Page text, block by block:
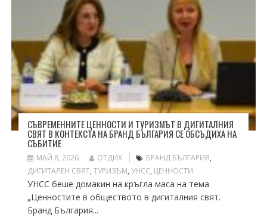
СЪВРЕМЕННИТЕ ЦЕННОСТИ И ТУРИЗМЪТ В ДИГИТАЛНИЯ
СВЯТ В КОНТЕКСТА НА БРАНД БЪЛГАРИЯ СЕ ОБСЪДИХА НА
СЪБИТИЕ
МАЙ 8, 2026 ОТДИХ БРАНД БЪЛГАРИЯ,
ДИГИТАЛЕН СВЯТ, ТУРИЗЪМ, УНСС, ЦЕННОСТИ
УНСС беше домакин на кръгла маса на тема
„Ценностите в обществото в дигиталния свят.
Бранд България...